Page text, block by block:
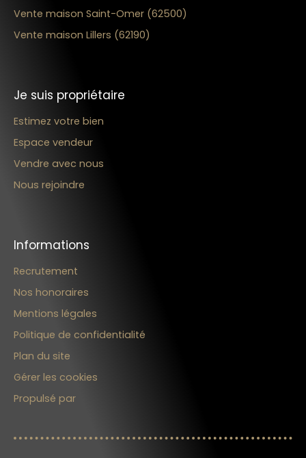
Vente maison Saint-Omer (62500)
Vente maison Lillers (62190)
Je suis propriétaire
Estimez votre bien
Espace vendeur
Vendre avec nous
Nous rejoindre
Informations
Recrutement
Nos honoraires
Mentions légales
Politique de confidentialité
Plan du site
Gérer les cookies
Propulsé par